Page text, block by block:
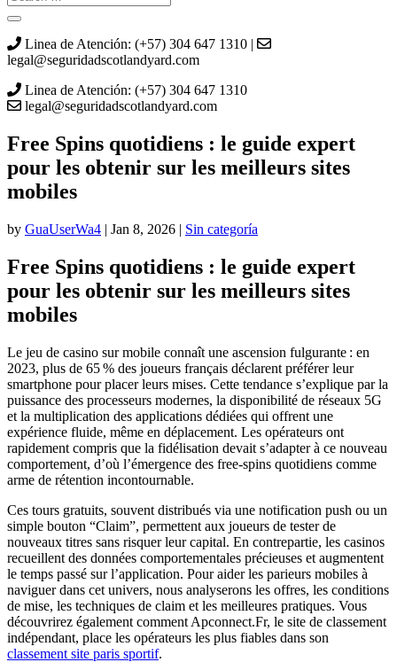
Linea de Atención: (+57) 304 647 1310 |
legal@seguridadscotlandyard.com
Linea de Atención: (+57) 304 647 1310
legal@seguridadscotlandyard.com
Free Spins quotidiens : le guide expert
pour les obtenir sur les meilleurs sites
mobiles
by GuaUserWa4 | Jan 8, 2026 | Sin categoría
Free Spins quotidiens : le guide expert
pour les obtenir sur les meilleurs sites
mobiles
Le jeu de casino sur mobile connaît une ascension fulgurante : en
2023, plus de 65 % des joueurs français déclarent préférer leur
smartphone pour placer leurs mises. Cette tendance s’explique par la
puissance des processeurs modernes, la disponibilité de réseaux 5G
et la multiplication des applications dédiées qui offrent une
expérience fluide, même en déplacement. Les opérateurs ont
rapidement compris que la fidélisation devait s’adapter à ce nouveau
comportement, d’où l’émergence des free‑spins quotidiens comme
arme de rétention incontournable.
Ces tours gratuits, souvent distribués via une notification push ou un
simple bouton “Claim”, permettent aux joueurs de tester de
nouveaux titres sans risquer leur capital. En contrepartie, les casinos
recueillent des données comportementales précieuses et augmentent
le temps passé sur l’application. Pour aider les parieurs mobiles à
naviguer dans cet univers, nous analyserons les offres, les conditions
de mise, les techniques de claim et les meilleures pratiques. Vous
découvrirez également comment Apconnect.Fr, le site de classement
indépendant, place les opérateurs les plus fiables dans son
classement site paris sportif.